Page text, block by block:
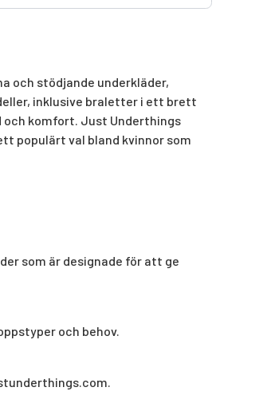
och stödjande underkläder,
inklusive braletter i ett brett
och komfort. Just Underthings
populärt val bland kvinnor som
som är designade för att ge
och behov.